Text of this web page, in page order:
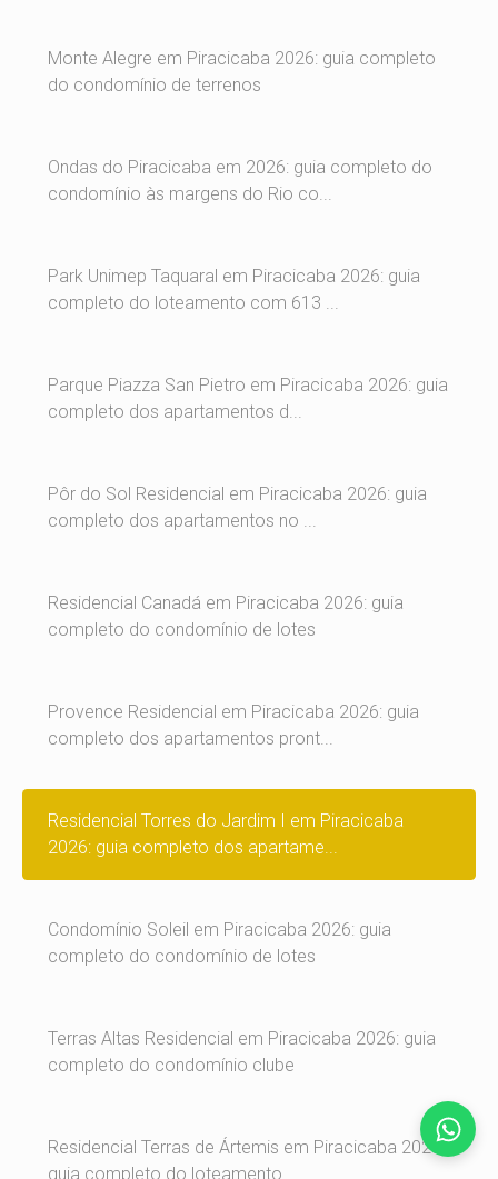
Monte Alegre em Piracicaba 2026: guia completo
do condomínio de terrenos
Ondas do Piracicaba em 2026: guia completo do
condomínio às margens do Rio co...
Park Unimep Taquaral em Piracicaba 2026: guia
completo do loteamento com 613 ...
Parque Piazza San Pietro em Piracicaba 2026: guia
completo dos apartamentos d...
Pôr do Sol Residencial em Piracicaba 2026: guia
completo dos apartamentos no ...
Residencial Canadá em Piracicaba 2026: guia
completo do condomínio de lotes
Provence Residencial em Piracicaba 2026: guia
completo dos apartamentos pront...
Residencial Torres do Jardim I em Piracicaba
2026: guia completo dos apartame...
Condomínio Soleil em Piracicaba 2026: guia
completo do condomínio de lotes
Terras Altas Residencial em Piracicaba 2026: guia
completo do condomínio clube
Residencial Terras de Ártemis em Piracicaba 2026:
guia completo do loteamento...